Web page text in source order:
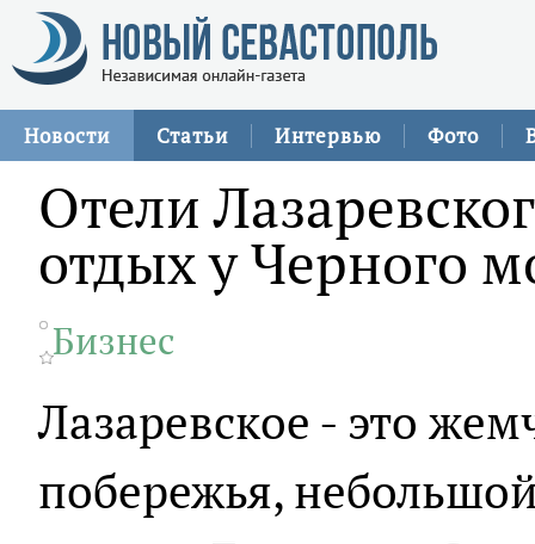
Новости Статьи Интервью Фото
Отели
отдых у Черного
Бизнес
Лазаревское - это
побережья,